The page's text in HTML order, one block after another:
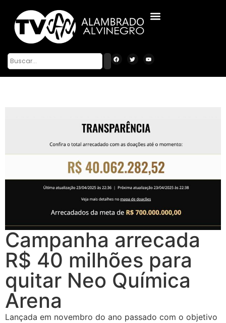
Campanha arrecada
R$ 40 milhões para
quitar Neo Química
Arena
Lançada em novembro do ano passado com o objetivo